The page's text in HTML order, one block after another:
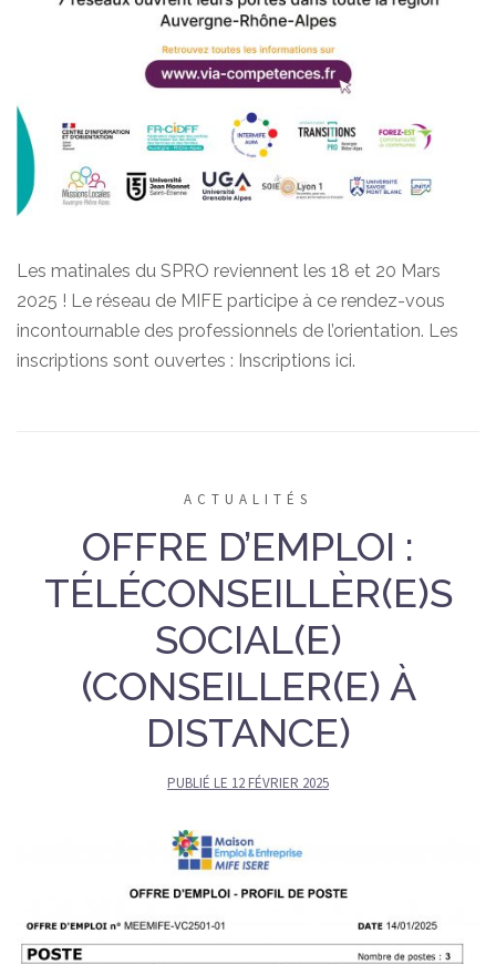
Les matinales du SPRO reviennent les 18 et 20 Mars
2025 ! Le réseau de MIFE participe à ce rendez-vous
incontournable des professionnels de l’orientation. Les
inscriptions sont ouvertes : Inscriptions ici.
ACTUALITÉS
OFFRE D’EMPLOI :
TÉLÉCONSEILLÈR(E)S
SOCIAL(E)
(CONSEILLER(E) À
DISTANCE)
PUBLIÉ LE 12 FÉVRIER 2025